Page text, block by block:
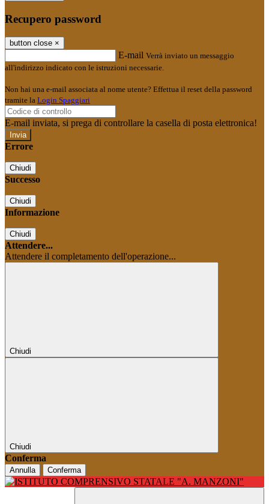
Recupero password
button close ×
E-mail Verrà inviato un messaggio
all'indirizzo indicato con le istruzioni necessarie.
Non hai una e-mail associata al nome utente? Effettua il reset della password
tramite la Login Spaggiari
E-mail inviata, si prega di controllare la casella di posta elettronica!
Errore
Chiudi
Successo
Chiudi
Informazione
Chiudi
Attendere...
Attendere il completamento dell'operazione...
Chiudi
Chiudi
Conferma
Annulla Conferma